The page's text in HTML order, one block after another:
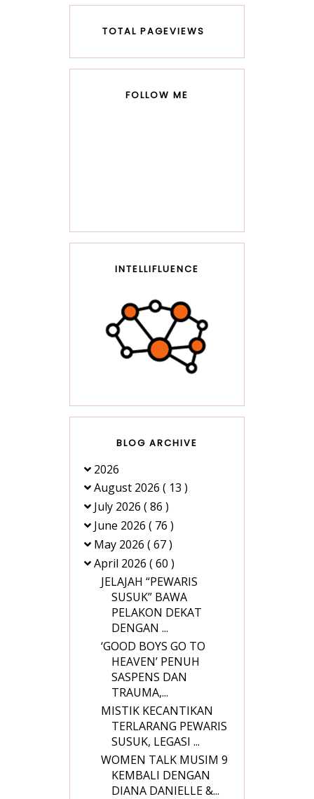
TOTAL PAGEVIEWS
FOLLOW ME
INTELLIFLUENCE
BLOG ARCHIVE
2026
August 2026 ( 13 )
July 2026 ( 86 )
June 2026 ( 76 )
May 2026 ( 67 )
April 2026 ( 60 )
JELAJAH “PEWARIS
SUSUK” BAWA
PELAKON DEKAT
DENGAN ...
‘GOOD BOYS GO TO
HEAVEN’ PENUH
SASPENS DAN
TRAUMA,...
MISTIK KECANTIKAN
TERLARANG PEWARIS
SUSUK, LEGASI ...
WOMEN TALK MUSIM 9
KEMBALI DENGAN
DIANA DANIELLE &...